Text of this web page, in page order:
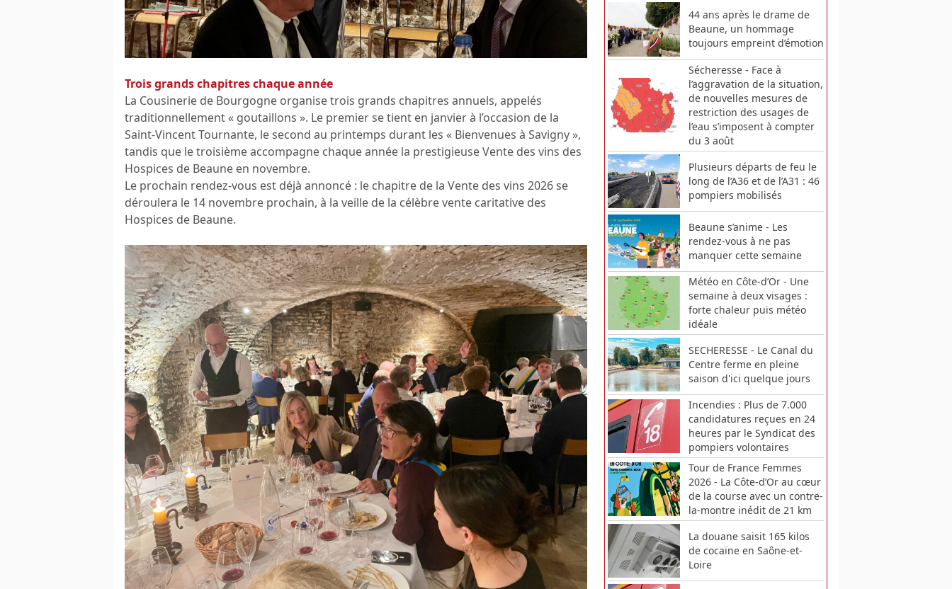
Trois grands chapitres chaque année
La Cousinerie de Bourgogne organise trois grands chapitres annuels, appelés
traditionnellement « goutaillons ». Le premier se tient en janvier à l’occasion de la
Saint-Vincent Tournante, le second au printemps durant les « Bienvenues à Savigny »,
tandis que le troisième accompagne chaque année la prestigieuse Vente des vins des
Hospices de Beaune en novembre.
Le prochain rendez-vous est déjà annoncé : le chapitre de la Vente des vins 2026 se
déroulera le 14 novembre prochain, à la veille de la célèbre vente caritative des
Hospices de Beaune.
44 ans après le drame de
Beaune, un hommage
toujours empreint d’émotion
Sécheresse - Face à
l’aggravation de la situation,
de nouvelles mesures de
restriction des usages de
l’eau s’imposent à compter
du 3 août
Plusieurs départs de feu le
long de l’A36 et de l’A31 : 46
pompiers mobilisés
Beaune s’anime - Les
rendez-vous à ne pas
manquer cette semaine
Météo en Côte-d’Or - Une
semaine à deux visages :
forte chaleur puis météo
idéale
SECHERESSE - Le Canal du
Centre ferme en pleine
saison d'ici quelque jours
Incendies : Plus de 7.000
candidatures reçues en 24
heures par le Syndicat des
pompiers volontaires
Tour de France Femmes
2026 - La Côte-d’Or au cœur
de la course avec un contre-
la-montre inédit de 21 km
La douane saisit 165 kilos
de cocaïne en Saône-et-
Loire